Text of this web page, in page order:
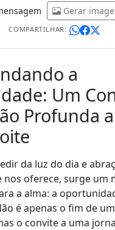
Gerar
COMPARTILHAR:
a
Um
Profunda
da luz do dia e
nos oferece, surge um
a alma: a
é apenas o fim de
o convite a uma